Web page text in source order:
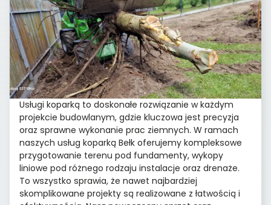
Usługi koparką to doskonałe rozwiązanie w każdym
projekcie budowlanym, gdzie kluczowa jest precyzja
oraz sprawne wykonanie prac ziemnych. W ramach
naszych usług koparką Bełk oferujemy kompleksowe
przygotowanie terenu pod fundamenty, wykopy
liniowe pod różnego rodzaju instalacje oraz drenaże.
To wszystko sprawia, że nawet najbardziej
skomplikowane projekty są realizowane z łatwością i